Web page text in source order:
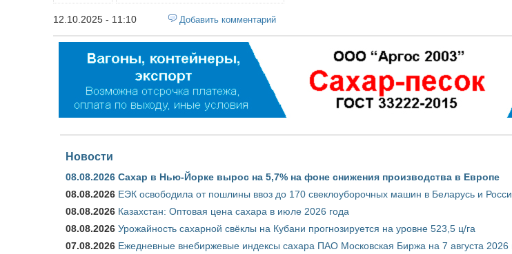
12.10.2025 - 11:10 Добавить комментарий
Новости
08.08.2026 Сахар в Нью-Йорке вырос на 5,7% на фоне снижения производства в Европе
08.08.2026 ЕЭК освободила от пошлины ввоз до 170 свеклоуборочных машин в Беларусь и
08.08.2026 Казахстан: Оптовая цена сахара в июле 2026 года
08.08.2026 Урожайность сахарной свёклы на Кубани прогнозируется на уровне 523,5 ц/га
07.08.2026 Ежедневные внебиржевые индексы сахара ПАО Московская Биржа на 7 августа 2026